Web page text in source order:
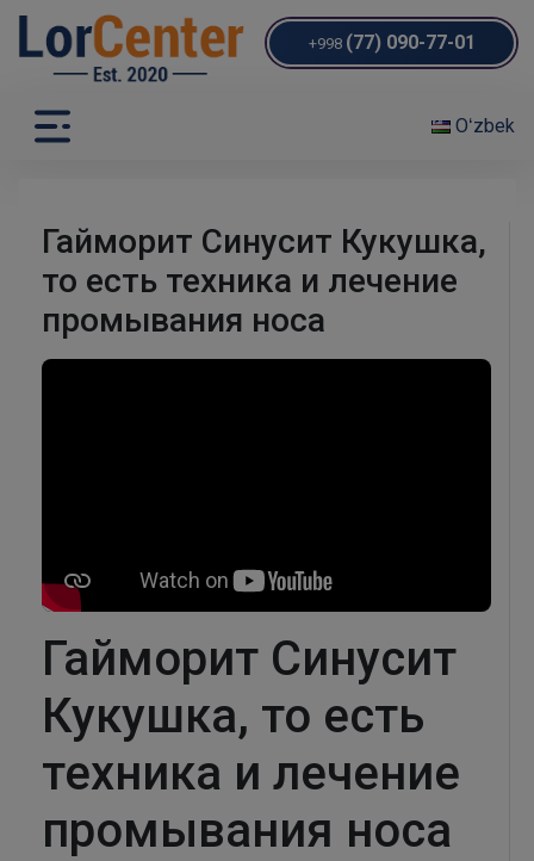
+998 (77) 090-77-01
Oʻzbek
Гайморит Синусит Кукушка,
то есть техника и лечение
промывания носа
Гайморит Синусит
Кукушка, то есть
техника и лечение
промывания носа